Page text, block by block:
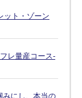
ット・ゾーン
レ量産コース-
みにし、本当の